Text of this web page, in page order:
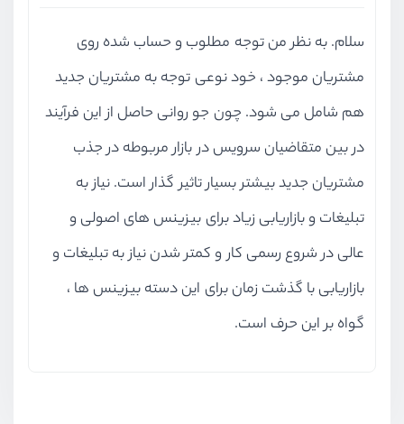
سلام. به نظر من توجه مطلوب و حساب شده روی
مشتریان موجود ، خود نوعی توجه به مشتریان جدید
هم شامل می شود. چون جو روانی حاصل از این فرآیند
در بین متقاضیان سرویس در بازار مربوطه در جذب
مشتریان جدید بیشتر بسیار تاثیر گذار است. نیاز به
تبلیغات و بازاریابی زیاد برای بیزینس های اصولی و
عالی در شروع رسمی کار و کمتر شدن نیاز به تبلیغات و
بازاریابی با گذشت زمان برای این دسته بیزینس ها ،
گواه بر این حرف است.